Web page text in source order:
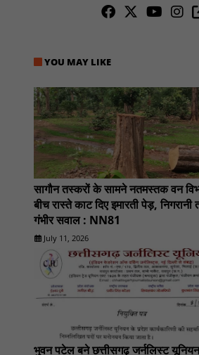
YOU MAY LIKE
सागौन तस्करों के सामने नतमस्तक वन
बीच रास्ते काट दिए इमारती पेड़, निगरानी
गंभीर सवाल : NN81
July 11, 2026
भुवन पटेल बने छत्तीसगढ़ जर्नलिस्ट